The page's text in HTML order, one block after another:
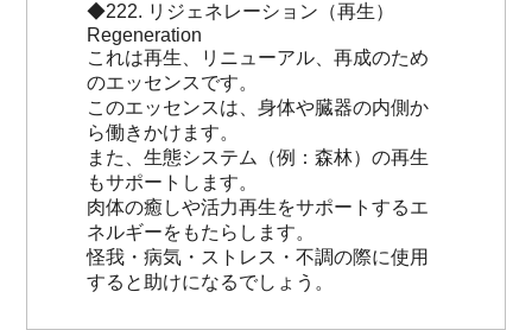
◆222. リジェネレーション（再生）
Regeneration
これは再生、リニューアル、再成のため
のエッセンスです。
このエッセンスは、身体や臓器の内側か
ら働きかけます。
また、生態システム（例：森林）の再生
もサポートします。
肉体の癒しや活力再生をサポートするエ
ネルギーをもたらします。
怪我・病気・ストレス・不調の際に使用
すると助けになるでしょう。